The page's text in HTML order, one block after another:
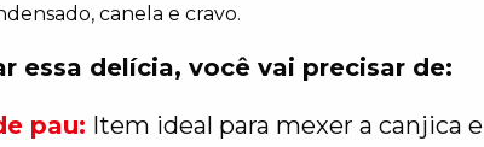
canela e cravo.
essa delícia, você vai precisar de:
pau: Item ideal para mexer a canjica